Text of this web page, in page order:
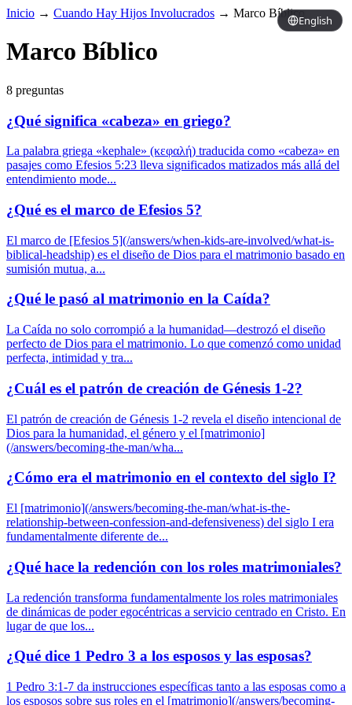
English
Inicio → Cuando Hay Hijos Involucrados → Marco Bíblico
Marco Bíblico
8 preguntas
¿Qué significa «cabeza» en griego?
La palabra griega «kephale» (κεφαλή) traducida como «cabeza» en
pasajes como Efesios 5:23 lleva significados matizados más allá del
entendimiento mode...
¿Qué es el marco de Efesios 5?
El marco de [Efesios 5](/answers/when-kids-are-involved/what-is-
biblical-headship) es el diseño de Dios para el matrimonio basado en
sumisión mutua, a...
¿Qué le pasó al matrimonio en la Caída?
La Caída no solo corrompió a la humanidad—destrozó el diseño
perfecto de Dios para el matrimonio. Lo que comenzó como unidad
perfecta, intimidad y tra...
¿Cuál es el patrón de creación de Génesis 1-2?
El patrón de creación de Génesis 1-2 revela el diseño intencional de
Dios para la humanidad, el género y el [matrimonio]
(/answers/becoming-the-man/wha...
¿Cómo era el matrimonio en el contexto del siglo I?
El [matrimonio](/answers/becoming-the-man/what-is-the-
relationship-between-confession-and-defensiveness) del siglo I era
fundamentalmente diferente de...
¿Qué hace la redención con los roles matrimoniales?
La redención transforma fundamentalmente los roles matrimoniales
de dinámicas de poder egocéntricas a servicio centrado en Cristo. En
lugar de que los...
¿Qué dice 1 Pedro 3 a los esposos y las esposas?
1 Pedro 3:1-7 da instrucciones específicas tanto a las esposas como a
los esposos sobre sus roles en el [matrimonio](/answers/becoming-